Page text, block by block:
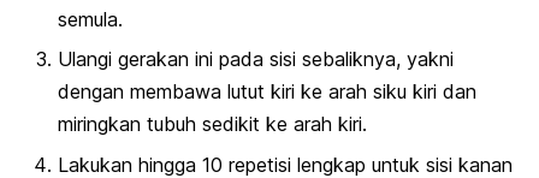
semula.
Ulangi gerakan ini pada sisi sebaliknya, yakni
dengan membawa lutut kiri ke arah siku kiri dan
miringkan tubuh sedikit ke arah kiri.
Lakukan hingga 10 repetisi lengkap untuk sisi kanan